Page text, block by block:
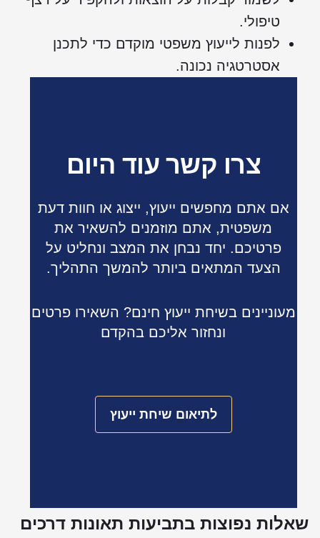
טיפולי.
לפנות לייעוץ משפטי מוקדם כדי לתכנן
אסטרטגיה נכונה.
צרו קשר עוד היום
אם אתם מחפשים ייעוץ, ייצוג או חוות דעת
משפטית, אתם מוזמנים להשאיר את
פרטיכם. יחד נבחן את המצב ונחליט על
הצעד המתאים ביותר להמשך התהליך.
מעוניינים בשיחת ייעוץ חינם? השאירו פרטים
ונחזור אליכם בהקדם
לתיאום שיחת ייעוץ
נפוצות בתביעות תאונות דרכים